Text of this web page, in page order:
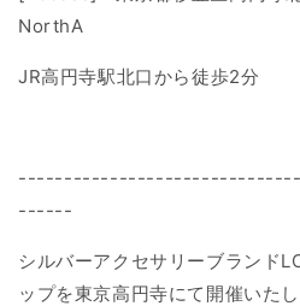
NorthA
JR高円寺駅北口から徒歩2分
------
シルバーアクセサリーブランド
ップを東京高円寺にて開催いたし